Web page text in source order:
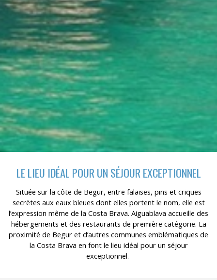
LE LIEU IDÉAL POUR UN SÉJOUR EXCEPTIONNEL
Située sur la côte de Begur, entre falaises, pins et criques
secrètes aux eaux bleues dont elles portent le nom, elle est
l’expression même de la Costa Brava. Aiguablava accueille des
hébergements et des restaurants de première catégorie. La
proximité de Begur et d’autres communes emblématiques de
la Costa Brava en font le lieu idéal pour un séjour
exceptionnel.